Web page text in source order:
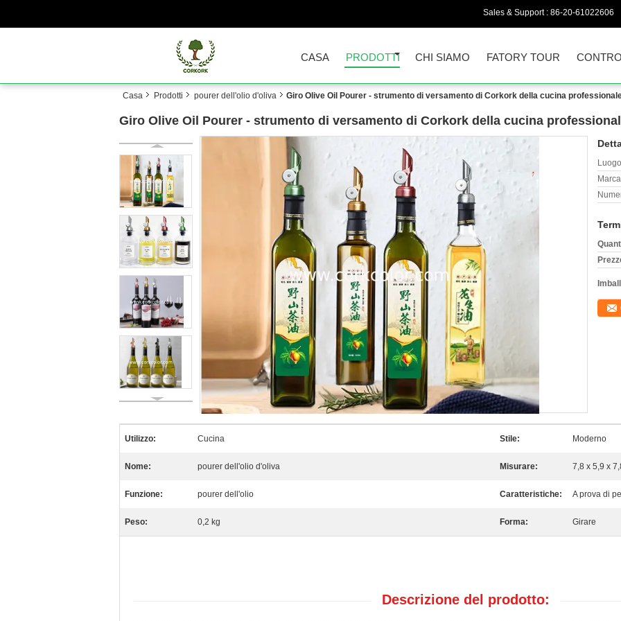
Sales & Support : 86-20-61022606
CASA PRODOTTI CHI SIAMO FATORY TOUR
Casa Prodotti pourer dell'olio d'oliva Giro Olive Oil Pourer - strumento di versamento di Corkork della cucina
Giro Olive Oil Pourer - strumento di versamento di Corkork della cucina
Utilizzo: Cucina Stile: Moderno
Nome: pourer dell'olio d'oliva Misurare: 7,8 x 5,9 x
Funzione: pourer dell'olio Caratteristiche: A prova di
Peso: 0,2 kg Forma: Girare
Descrizione del prodotto: